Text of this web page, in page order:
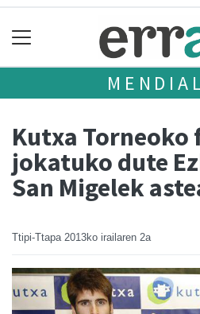
Kutxa
jokatuko dute
San Migelek
Ttipi-Ttapa 2013ko irailaren 2a